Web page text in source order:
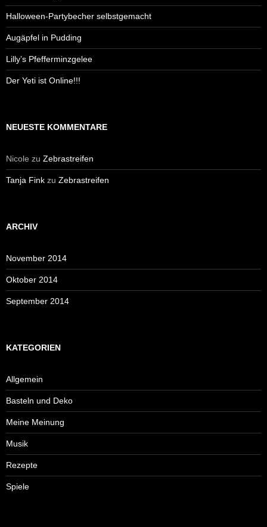
Halloween-Partybecher selbstgemacht
Augäpfel in Pudding
Lilly’s Pfefferminzgelee
Der Yeti ist Online!!!
NEUESTE KOMMENTARE
Nicole zu Zebrastreifen
Tanja Fink zu Zebrastreifen
ARCHIV
November 2014
Oktober 2014
September 2014
KATEGORIEN
Allgemein
Basteln und Deko
Meine Meinung
Musik
Rezepte
Spiele